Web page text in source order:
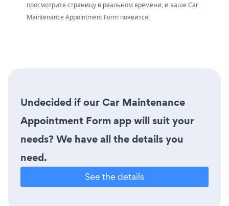
просмотрите страницу в реальном времени, и ваше Car
Maintenance Appointment Form появится!
Undecided if our Car Maintenance
Appointment Form app will suit your
needs? We have all the details you
need.
See the details